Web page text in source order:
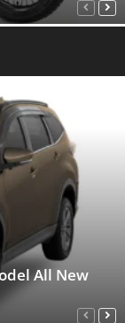
All New